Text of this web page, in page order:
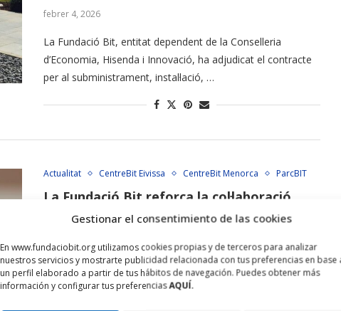
Gestionar el consentimiento de las cookies
En www.fundaciobit.org utilizamos cookies propias y de terceros para analizar
nuestros servicios y mostrarte publicidad relacionada con tus preferencias en base
un perfil elaborado a partir de tus hábitos de navegación. Puedes obtener más
información y configurar tus preferenciasAQUÍ.
febrer 4, 2026
La Fundació Bit, entitat dependent de la Conselleria
d’Economia, Hisenda i Innovació, ha adjudicat el contracte
per al subministrament, instal·lació, …
Actualitat CentreBit Eivissa CentreBit Menorca ParcBIT
La Fundació Bit reforça la col·laboració
amb el Màlaga TechPark per intercanviar
gener 28, 2026
Coincidint amb la presentació del Pla d’Atracció i Fidelització